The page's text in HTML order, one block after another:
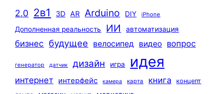
2.0 2в1 3D AR Arduino DIY iPhone
Дополненная реальность ИИ автоматизация
бизнес будущее велосипед видео вопрос
генератор датчик дизайн игра идея
интернет интерфейс камера карта книга
концепт